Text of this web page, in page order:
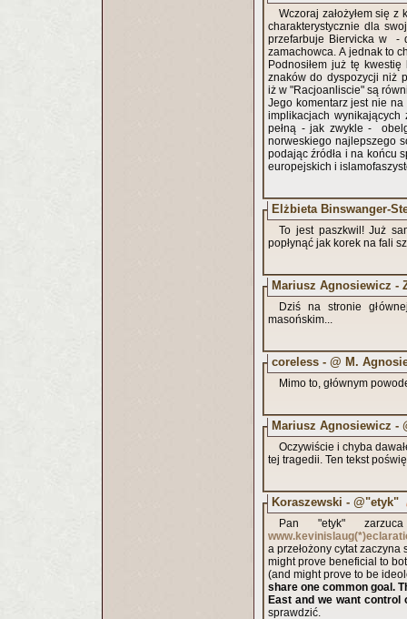
Wczoraj założyłem się
charakterystycznie dla
przefarbuje Biervicka w -
zamachowca. A jednak to
Podnosiłem już tę
znaków do dyspozycji niż
iż w "Racjoanliscie" są
Jego komentarz jest nie na
implikacjach wynikających
pełną - jak zwykle -
norweskiego najlepszego
podając źródła i na końcu
europejskich i
Elżbieta Binswanger-
To jest paszkwil! Już
popłynąć jak korek na fali
Mariusz Agnosiewicz -
Dziś na stronie
masońskim...
coreless - @ M.
Mimo to, głównym
Mariusz Agnosiewicz -
Oczywiście i chyba
tej tragedii. Ten tekst
Koraszewski - @"etyk"
Pan "etyk"
a przełożony cytat
might prove beneficial to
(and might prove to be
share one common goal.
East and we want control
sprawdzić.